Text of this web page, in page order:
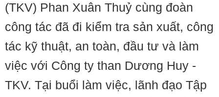
(TKV) Phan Xuân Thuỷ cùng đoàn
công tác đã đi kiểm tra sản xuất, công
tác kỹ thuật, an toàn, đầu tư và làm
việc với Công ty than Dương Huy -
TKV. Tại buổi làm việc, lãnh đạo Tập